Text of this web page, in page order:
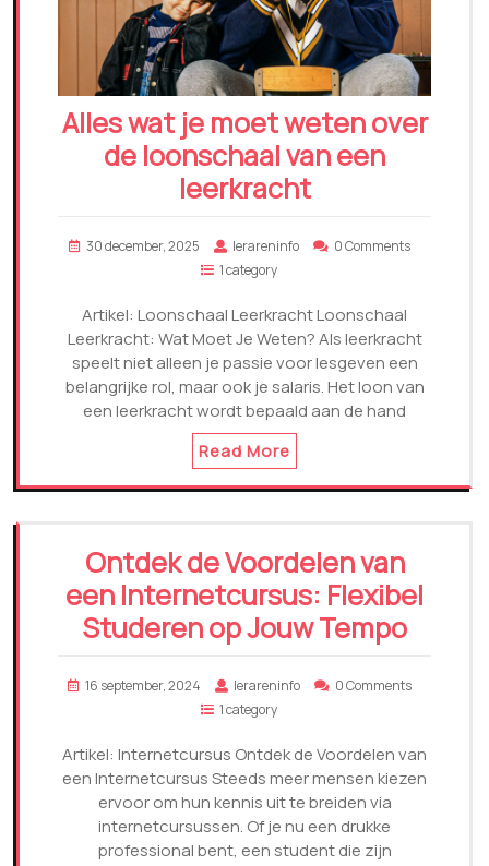
Alles wat je moet weten over
de loonschaal van een
leerkracht
30 december, 2025 lerareninfo
0 Comments
1 category
Artikel: Loonschaal Leerkracht Loonschaal
Leerkracht: Wat Moet Je Weten? Als leerkracht
speelt niet alleen je passie voor lesgeven een
belangrijke rol, maar ook je salaris. Het loon van
een leerkracht wordt bepaald aan de hand
Read More
Ontdek de Voordelen van
een Internetcursus: Flexibel
Studeren op Jouw Tempo
16 september, 2024 lerareninfo
0 Comments
1 category
Artikel: Internetcursus Ontdek de Voordelen van
een Internetcursus Steeds meer mensen kiezen
ervoor om hun kennis uit te breiden via
internetcursussen. Of je nu een drukke
professional bent, een student die zijn